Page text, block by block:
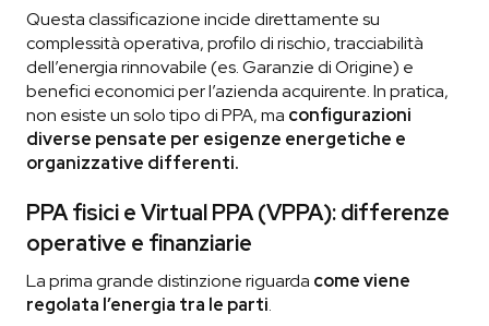
Questa classificazione incide direttamente su
complessità operativa, profilo di rischio, tracciabilità
dell’energia rinnovabile (es. Garanzie di Origine) e
benefici economici per l’azienda acquirente. In pratica,
non esiste un solo tipo di PPA, ma configurazioni
diverse pensate per esigenze energetiche e
organizzative differenti.
PPA fisici e Virtual PPA (VPPA): differenze
operative e finanziarie
La prima grande distinzione riguarda come viene
regolata l’energia tra le parti.